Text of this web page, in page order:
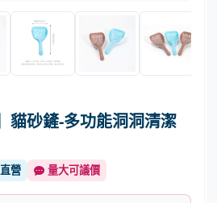
貓砂鏟-多功能洞洞清潔
營 量大可議價